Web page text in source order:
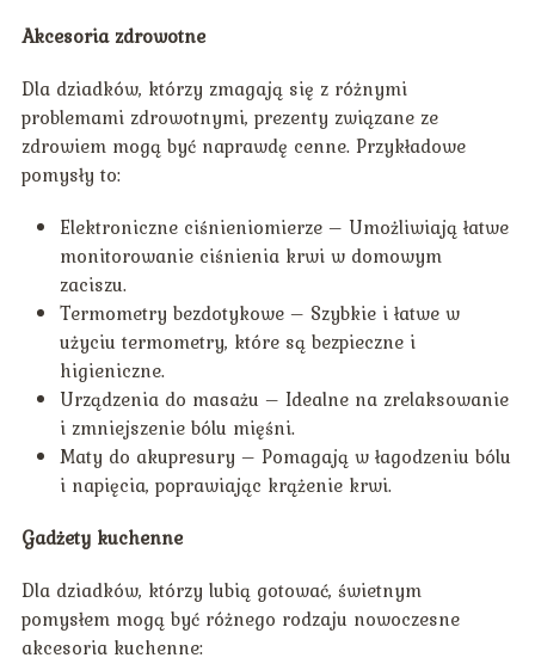
Akcesoria zdrowotne
Dla dziadków, którzy zmagają się z różnymi
problemami zdrowotnymi, prezenty związane ze
zdrowiem mogą być naprawdę cenne. Przykładowe
pomysły to:
Elektroniczne ciśnieniomierze – Umożliwiają łatwe
monitorowanie ciśnienia krwi w domowym
zaciszu.
Termometry bezdotykowe – Szybkie i łatwe w
użyciu termometry, które są bezpieczne i
higieniczne.
Urządzenia do masażu – Idealne na zrelaksowanie
i zmniejszenie bólu mięśni.
Maty do akupresury – Pomagają w łagodzeniu bólu
i napięcia, poprawiając krążenie krwi.
Gadżety kuchenne
Dla dziadków, którzy lubią gotować, świetnym
pomysłem mogą być różnego rodzaju nowoczesne
akcesoria kuchenne: